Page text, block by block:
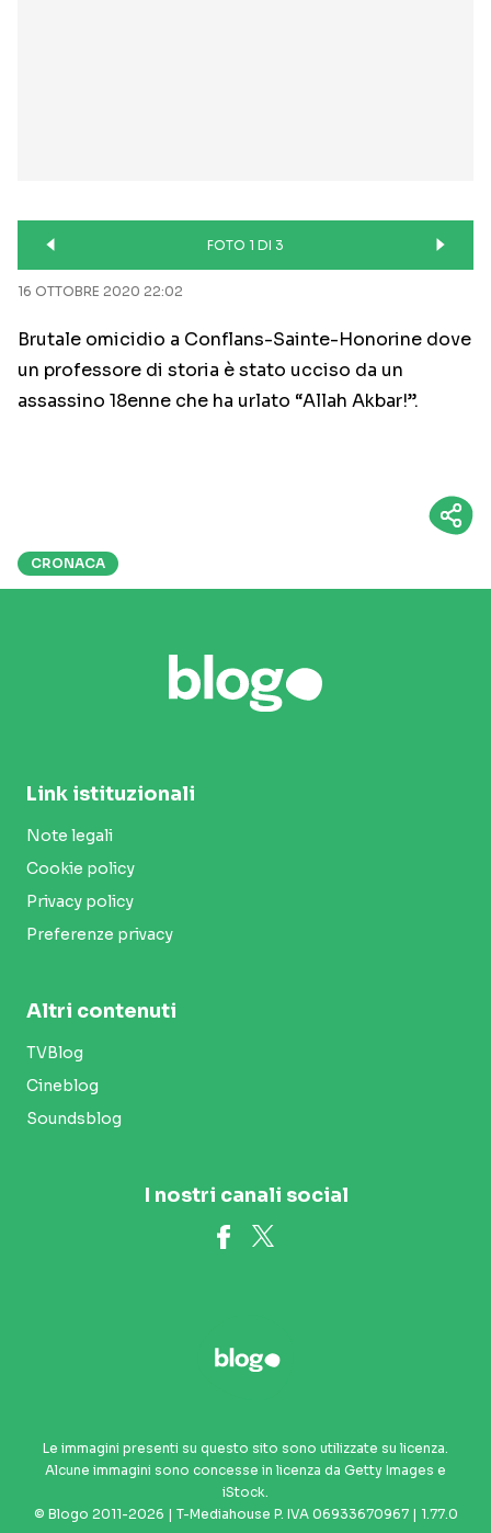
FOTO 1 DI 3
16 OTTOBRE 2020 22:02
Brutale omicidio a Conflans-Sainte-Honorine dove
un professore di storia è stato ucciso da un
assassino 18enne che ha urlato “Allah Akbar!”.
CRONACA
Link istituzionali
Note legali
Cookie policy
Privacy policy
Preferenze privacy
Altri contenuti
TVBlog
Cineblog
Soundsblog
I nostri canali social
Le immagini presenti su questo sito sono utilizzate su licenza.
Alcune immagini sono concesse in licenza da Getty Images e
iStock.
© Blogo 2011-2026 | T-Mediahouse P. IVA 06933670967 | 1.77.0